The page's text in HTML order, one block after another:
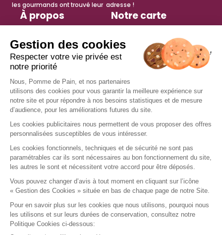
les gourmands ont trouvé leur adresse !
À propos
Engagements
Espace presse
Actualités
Tips recettes
anti-gaspi
Notre carte
Salades
Petite faim
Viennoiseries
Boissons chaudes
Boissons fraîches
Services
Trouver un restaurant
Fidélité
Offre de groupe
Nous contacter
Nous rejoindre
Offres d’emploi
Devenir franchisé
Instagram
TikTok
Facebook
LinkedIn